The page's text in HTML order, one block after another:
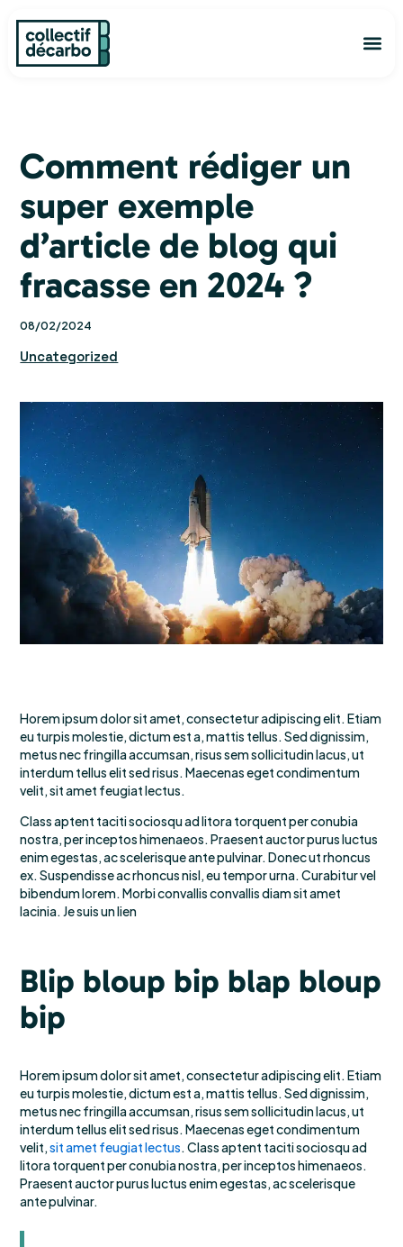
contenu
Comment rédiger un
super exemple
d’article de blog qui
fracasse en 2024 ?
08/02/2024
Uncategorized
Horem ipsum dolor sit amet, consectetur adipiscing elit. Etiam
eu turpis molestie, dictum est a, mattis tellus. Sed dignissim,
metus nec fringilla accumsan, risus sem sollicitudin lacus, ut
interdum tellus elit sed risus. Maecenas eget condimentum
velit, sit amet feugiat lectus.
Class aptent taciti sociosqu ad litora torquent per conubia
nostra, per inceptos himenaeos. Praesent auctor purus luctus
enim egestas, ac scelerisque ante pulvinar. Donec ut rhoncus
ex. Suspendisse ac rhoncus nisl, eu tempor urna. Curabitur vel
bibendum lorem. Morbi convallis convallis diam sit amet
lacinia. Je suis un lien
Blip bloup bip blap bloup
bip
Horem ipsum dolor sit amet, consectetur adipiscing elit. Etiam
eu turpis molestie, dictum est a, mattis tellus. Sed dignissim,
metus nec fringilla accumsan, risus sem sollicitudin lacus, ut
interdum tellus elit sed risus. Maecenas eget condimentum
velit,sit amet feugiat lectus. Class aptent taciti sociosqu ad
litora torquent per conubia nostra, per inceptos himenaeos.
Praesent auctor purus luctus enim egestas, ac scelerisque
ante pulvinar.